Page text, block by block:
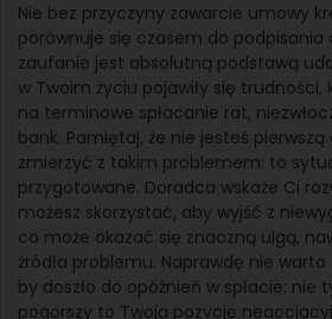
Nie bez przyczyny zawarcie umowy
porównuje się czasem do podpisania
zaufanie jest absolutną podstawą
w Twoim życiu pojawiły się
na terminowe spłacanie rat,
bank. Pamiętaj, że nie jesteś
zmierzyć z takim problemem: to
przygotowane. Doradca wskaże Ci
możesz skorzystać, aby wyjść z
co może okazać się znaczną ulgą,
źródła problemu. Naprawdę nie
by doszło do opóźnień w spłacie: nie
pogorszy to Twoją pozycję